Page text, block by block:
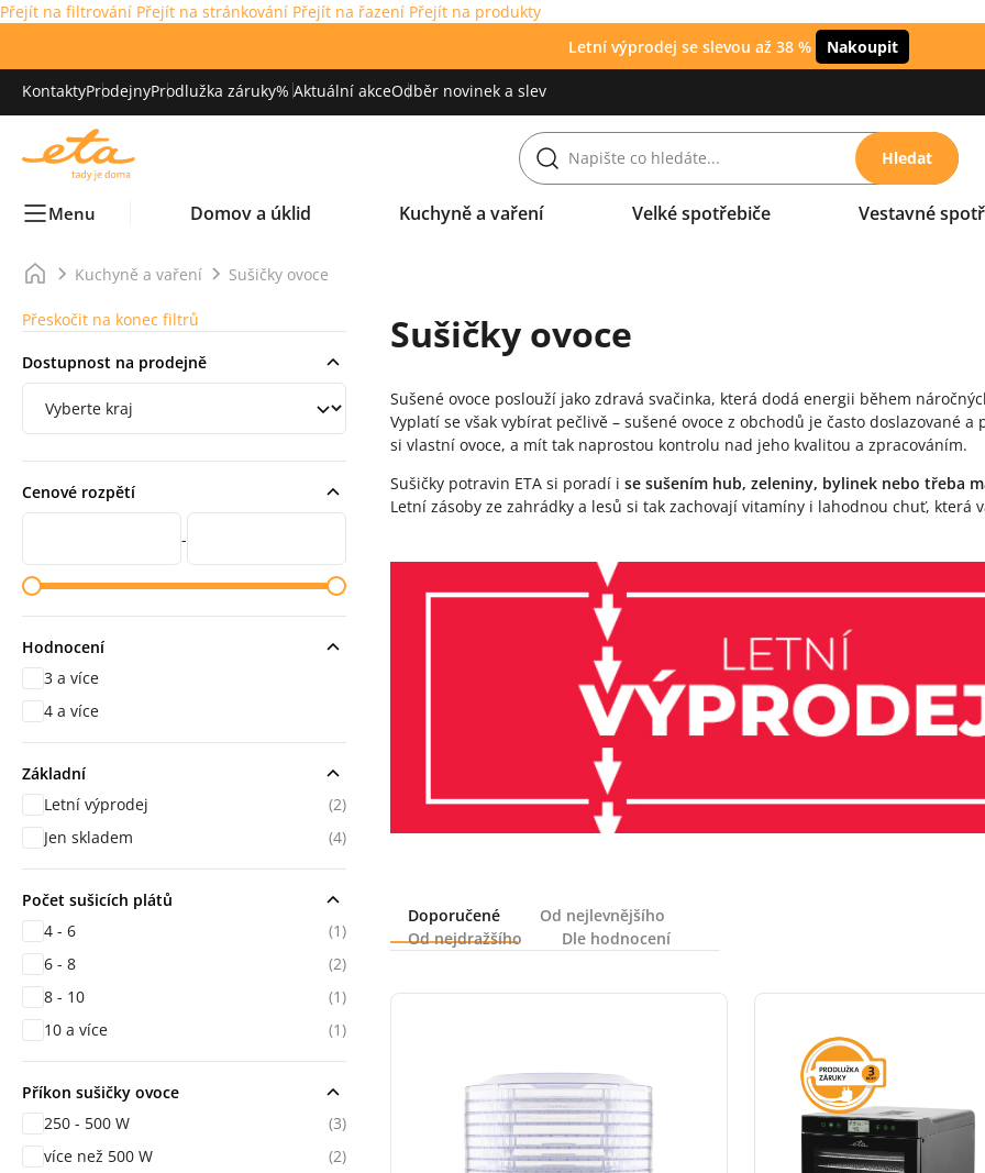
Přejít na filtrování Přejít na stránkování Přejít na řazení Přejít na produkty
Letní výprodej se slevou až 38 %
Nakoupit
KontaktyProdejnyProdlužka záruky% Aktuální akceOdběr novinek a slev
Hledat
Menu Domov a úklid Kuchyně a vaření Velké spotřebiče Vestavné
Kuchyně a vaření Sušičky ovoce
Sušičky ovoce
Sušené ovoce poslouží jako zdravá svačinka, která dodá energii během
Vyplatí se však vybírat pečlivě – sušené ovoce z obchodů je často doslazované
si vlastní ovoce, a mít tak naprostou kontrolu nad jeho kvalitou a zpracováním.
Sušičky potravin ETA si poradí i se sušením hub, zeleniny, bylinek nebo třeba
Letní zásoby ze zahrádky a lesů si tak zachovají vitamíny i lahodnou chuť, která
Řazení
Doporučené
Od nejlevnějšího
Od nejdražšího
Dle hodnocení
Přeskočit na konec filtrů
Dostupnost na prodejně
Filtrování podle regionu
Cenové rozpětí
Cena od
-
Cena do
Hodnocení
hodnocení
3 a více
hodnocení
4 a více
Základní
Letní výprodej
(2)
Jen skladem
(4)
Počet sušicích plátů
4 - 6
(1)
6 - 8
(2)
8 - 10
(1)
10 a více
(1)
Příkon sušičky ovoce
250 - 500 W
(3)
více než 500 W
(2)